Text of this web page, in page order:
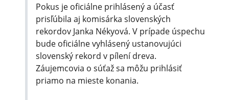
Pokus je oficiálne prihlásený a účasť
prisľúbila aj komisárka slovenských
rekordov Janka Nékyová. V prípade úspechu
bude oficiálne vyhlásený ustanovujúci
slovenský rekord v pílení dreva.
Záujemcovia o súťaž sa môžu prihlásiť
priamo na mieste konania.